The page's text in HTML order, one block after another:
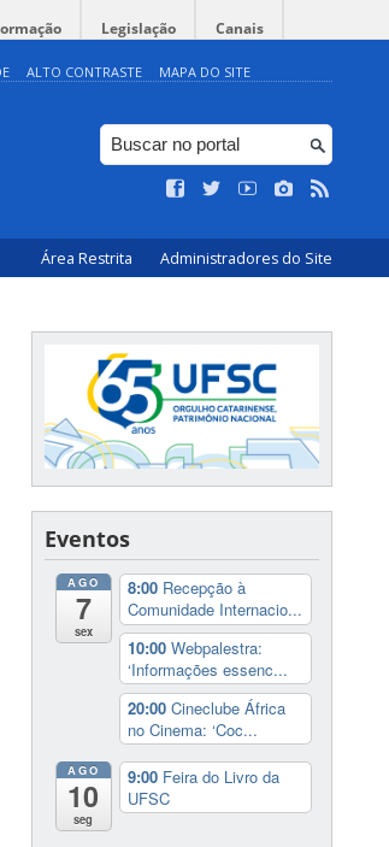
Legislação Canais
ALTO CONTRASTE MAPA DO SITE
Área Restrita Administradores do Site
Eventos
AGO
7
sex
8:00 Recepção à
Comunidade Internacio...
10:00 Webpalestra:
‘Informações essenc...
20:00 Cineclube África
no Cinema: ‘Coc...
AGO
10
seg
9:00 Feira do Livro da
UFSC